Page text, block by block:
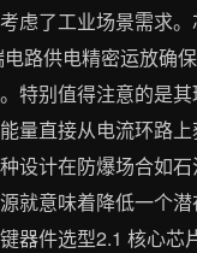
虑了工业场景需求
路供电精密运放确
特别值得注意的是
直接从电流环路上
设计在防爆场合如
就意味着降低一个
器件选型2.1 核心芯